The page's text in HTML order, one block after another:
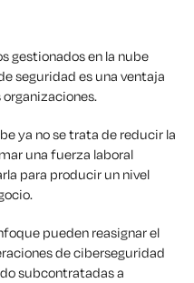
gestionados en la nube
seguridad es una ventaja
ya no se trata de reducir la
una fuerza laboral
para producir un nivel
pueden reasignar el
de ciberseguridad
subcontratadas a